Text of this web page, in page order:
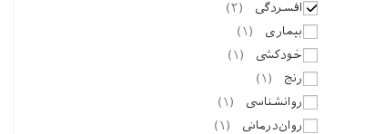
افسردگی
(۲)
بیماری
( ۱ )
خودکشی
( ۱ )
رنج
( ۱ )
روانشناسی
( ۱ )
روان‌درمانی
( ۱ )